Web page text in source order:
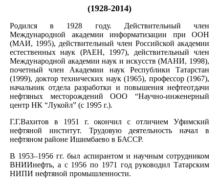
(1928-2014)
Родился в 1928 году. Действительный член
Международной академии информатизации при ООН
(МАИ, 1995), действительный член Российской академии
естественных наук (РАЕН, 1997), действительный член
Международной академии наук и искусств (МАНИ, 1998),
почетный член Академии наук Республики Татарстан
(1999), доктор технических наук (1965), профессор (1967),
начальник отдела разработки и повышения нефтеотдачи
нефтяных месторождений ООО “Научно-инженерный
центр НК “Лукойл” (с 1995 г.).
Г.Г.Вахитов в 1951 г. окончил с отличием Уфимский
нефтяной институт. Трудовую деятельность начал в
нефтяном районе Ишимбаево в БАССР.
В 1953–1956 гг. был аспирантом и научным сотрудником
ВНИИнефть, а с 1956 по 1971 год руководил Татарским
НИПИ нефтяной промышленности.